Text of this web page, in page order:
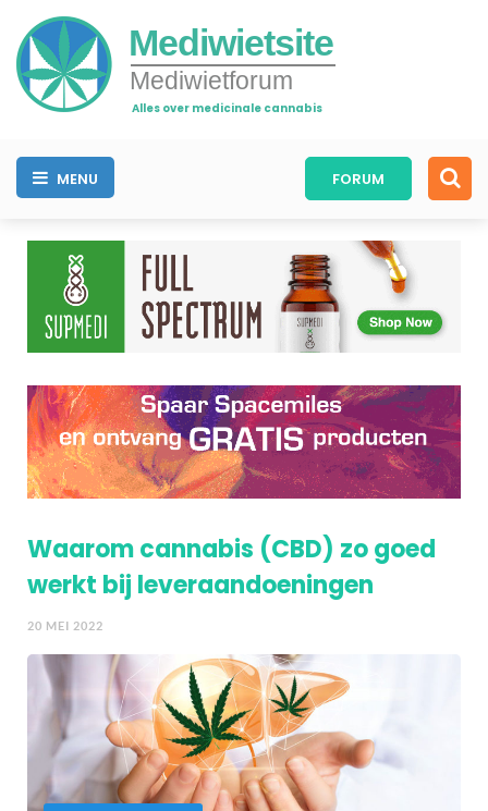
Mediwietsite
Mediwietforum
Alles over medicinale cannabis
MENU FORUM
Waarom cannabis (CBD) zo goed
werkt bij leveraandoeningen
20 MEI 2022